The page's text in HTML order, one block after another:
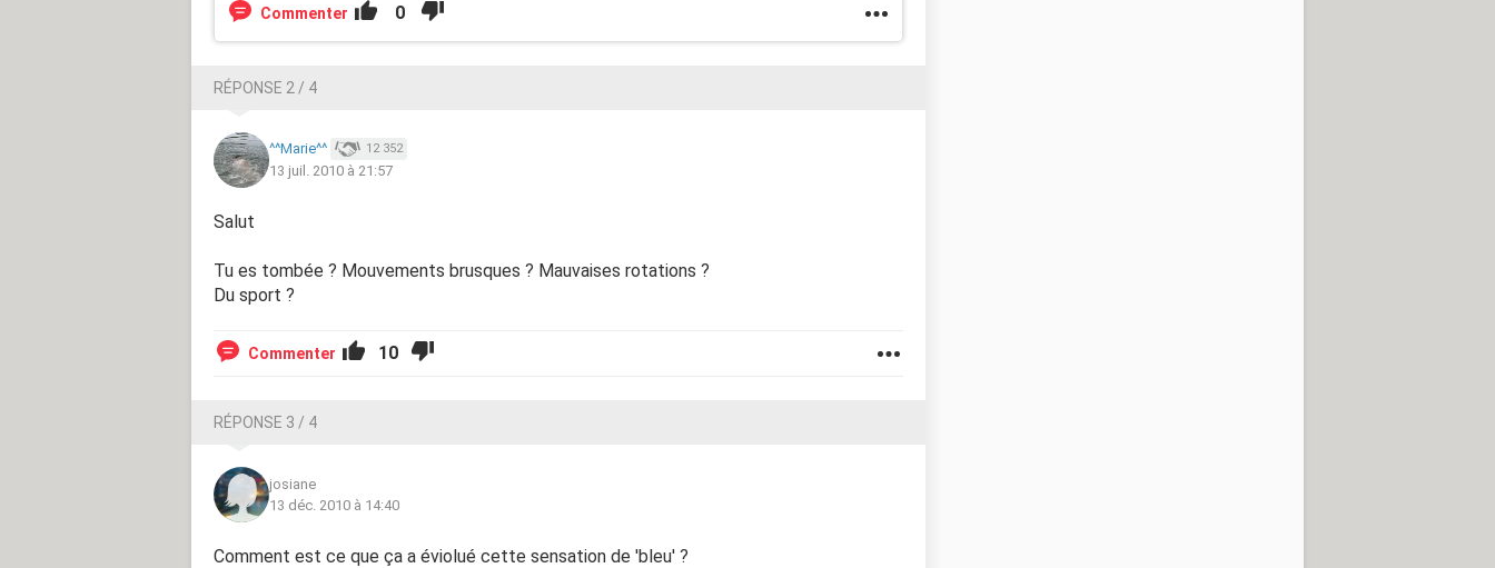
Commenter 0
RÉPONSE 2 / 4
^^Marie^^ 12 352
13 juil. 2010 à 21:57
Salut
Tu es tombée ? Mouvements brusques ? Mauvaises rotations ?
Du sport ?
Commenter 10
RÉPONSE 3 / 4
josiane
13 déc. 2010 à 14:40
Comment est ce que ça a éviolué cette sensation de 'bleu' ?